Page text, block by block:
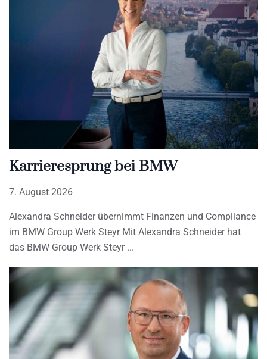
Karrieresprung bei BMW
7. August 2026
Alexandra Schneider übernimmt Finanzen und Compliance
im BMW Group Werk Steyr Mit Alexandra Schneider hat
das BMW Group Werk Steyr